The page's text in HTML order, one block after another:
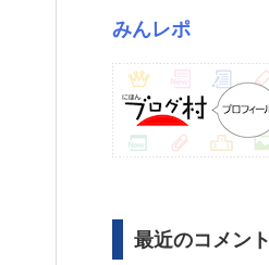
みんレポ
最近のコメント